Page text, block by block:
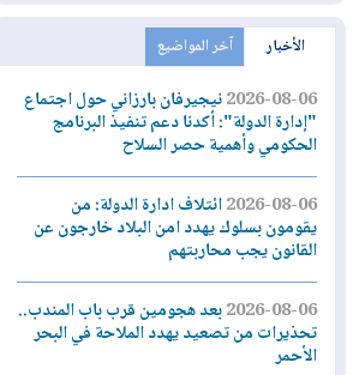
الأخبار آخر المواضيع
2026-08-06نيجيرفان بارزاني حول اجتماع
"إدارة الدولة": أكدنا دعم تنفيذ البرنامج
الحكومي وأهمية حصر السلاح
2026-08-06ائتلاف ادارة الدولة: من
يقومون بسلوك يهدد امن البلاد خارجون عن
القانون يجب محاربتهم
2026-08-06بعد هجومين قرب باب المندب..
تحذيرات من تصعيد يهدد الملاحة في البحر
الأحمر